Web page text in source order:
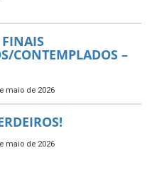
FINAIS
CONTEMPLADOS –
maio de 2026
maio de 2026